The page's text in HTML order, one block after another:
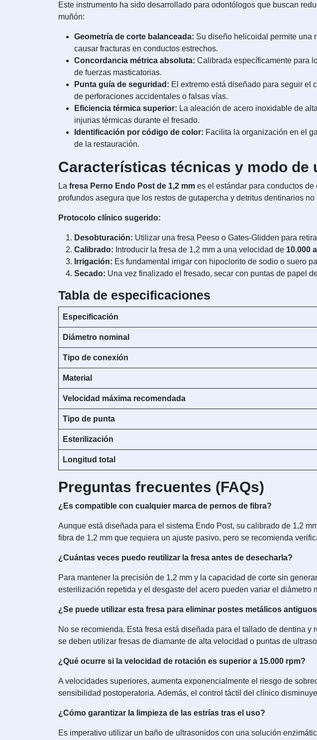
Este instrumento ha sido desarrollado para odontólogos que buscan
muñón:
Geometría de corte balanceada: Su diseño helicoidal permite una
causar fracturas en conductos estrechos.
Concordancia métrica absoluta: Calibrada específicamente para
de fuerzas masticatorias.
Punta guía de seguridad: El extremo está diseñado para seguir el
de perforaciones accidentales o falsas vías.
Eficiencia térmica superior: La aleación de acero inoxidable de
injurias térmicas durante el fresado.
Identificación por código de color: Facilita la organización en el
de la restauración.
Características técnicas y modo de
La fresa Perno Endo Post de 1,2 mm es el estándar para conductos
profundos asegura que los restos de gutapercha y detritus dentinarios
Protocolo clínico sugerido:
Desobturación: Utilizar una fresa Peeso o Gates-Glidden para
Calibrado: Introducir la fresa de 1,2 mm a una velocidad de 10.000
Irrigación: Es fundamental irrigar con hipoclorito de sodio o suero
Secado: Una vez finalizado el fresado, secar con puntas de papel
Tabla de especificaciones
Especificación
Diámetro nominal
Tipo de conexión
Material
Velocidad máxima recomendada
Tipo de punta
Esterilización
Longitud total
Preguntas frecuentes (FAQs)
¿Es compatible con cualquier marca de pernos de fibra?
Aunque está diseñada para el sistema Endo Post, su calibrado de 1,2
fibra de 1,2 mm que requiera un ajuste pasivo, pero se recomienda
¿Cuántas veces puedo reutilizar la fresa antes de desecharla?
Para mantener la precisión de 1,2 mm y la capacidad de corte sin
esterilización repetida y el desgaste del acero pueden variar el diámetro
¿Se puede utilizar esta fresa para eliminar postes metálicos
No se recomienda. Esta fresa está diseñada para el tallado de dentina
se deben utilizar fresas de diamante de alta velocidad o puntas de
¿Qué ocurre si la velocidad de rotación es superior a 15.000 rpm?
A velocidades superiores, aumenta exponencialmente el riesgo de
sensibilidad postoperatoria. Además, el control táctil del clínico
¿Cómo garantizar la limpieza de las estrías tras el uso?
Es imperativo utilizar un baño de ultrasonidos con una solución